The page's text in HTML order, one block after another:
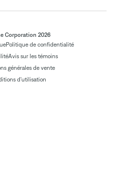
Corporation 2026
Politique de confidentialité
Avis sur les témoins
générales de vente
d'utilisation